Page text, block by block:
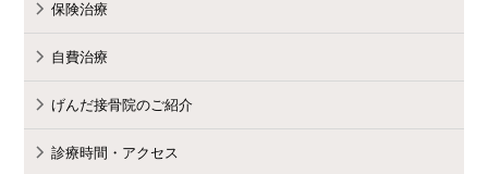
komatsu.com/public_html/wp-
保険治療
自費治療
げんだ接骨院のご紹介
診療時間・アクセス